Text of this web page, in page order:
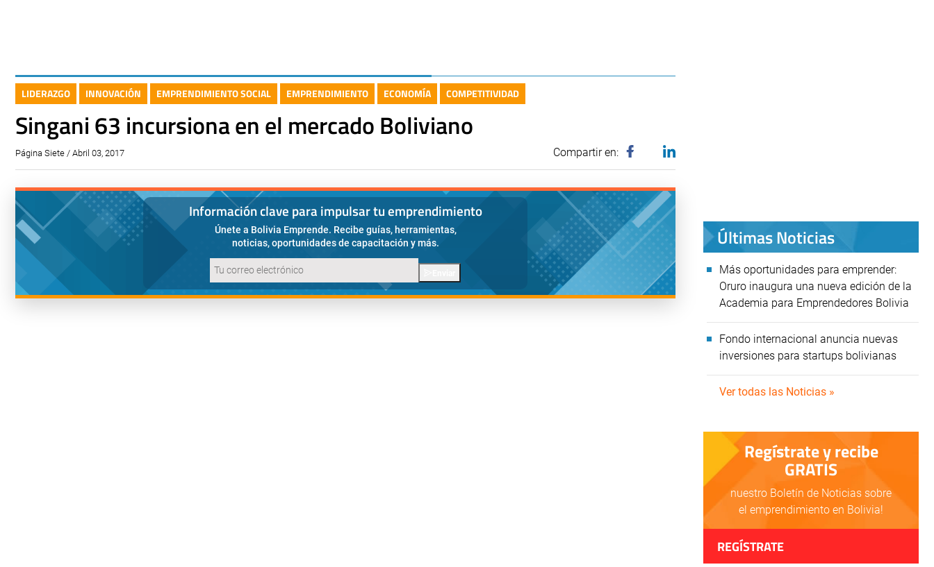
LIDERAZGO INNOVACIÓN EMPRENDIMIENTO SOCIAL EMPRENDIMIENTO ECONOMÍA COMPETITIVIDAD
Singani 63 incursiona en el mercado Boliviano
Página Siete / Abril 03, 2017 Compartir en:
Información clave para impulsar tu emprendimiento
Únete a Bolivia Emprende. Recibe guías, herramientas,
noticias, oportunidades de capacitación y más.
Últimas Noticias
Más oportunidades para emprender:
Oruro inaugura una nueva edición de la
Academia para Emprendedores Bolivia
Fondo internacional anuncia nuevas
inversiones para startups bolivianas
Ver todas las Noticias »
Regístrate y recibe
GRATIS
nuestro Boletín de Noticias sobre
el emprendimiento en Bolivia!
REGÍSTRATE